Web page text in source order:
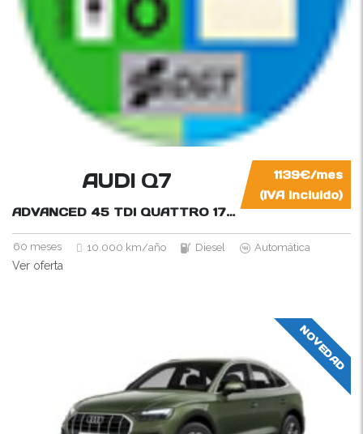
1139€/mes
(IVA incluido)
AUDI Q7
ADVANCED 45 TDI QUATTRO 170KW (231CV) TI
60 meses 10.000 km/año Diesel Automática
Ver oferta
NOVEDAD